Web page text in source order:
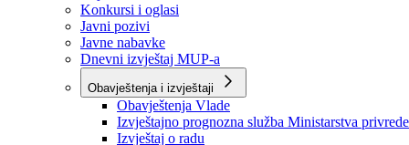
Sve vijesti
Izdvojeno
Najave
Konkursi i oglasi
Javni pozivi
Javne nabavke
Dnevni izvještaj MUP-a
Obavještenja i izvještaji